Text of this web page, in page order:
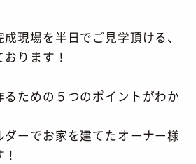
現場を半日でご見学頂ける、
ります！
るための５つのポイントがわか
ーでお家を建てたオーナー様